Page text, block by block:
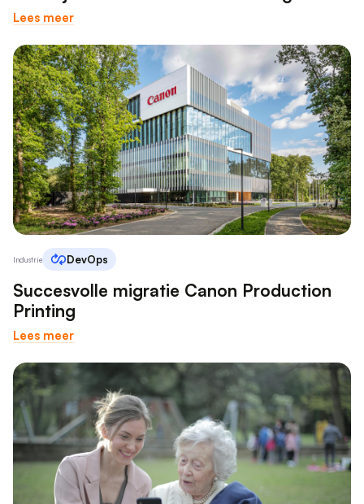
Lees meer
Industrie DevOps
Succesvolle migratie Canon Production
Printing
Lees meer
geclassificeerd
ALLES ACCEPTEREN
ALLES AFWIJZEN
DETAILS WEERGEVEN